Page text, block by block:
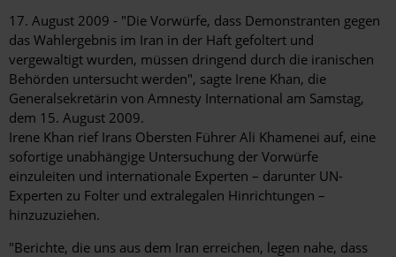
17. August 2009 - "Die Vorwürfe, dass Demonstranten gegen
das Wahlergebnis im Iran in der Haft gefoltert und
vergewaltigt wurden, müssen dringend durch die iranischen
Behörden untersucht werden", sagte Irene Khan, die
Generalsekretärin von Amnesty International am Samstag,
dem 15. August 2009.
Irene Khan rief Irans Obersten Führer Ali Khamenei auf, eine
sofortige unabhängige Untersuchung der Vorwürfe
einzuleiten und internationale Experten – darunter UN-
Experten zu Folter und extralegalen Hinrichtungen –
hinzuzuziehen.
"Berichte, die uns aus dem Iran erreichen, legen nahe, dass